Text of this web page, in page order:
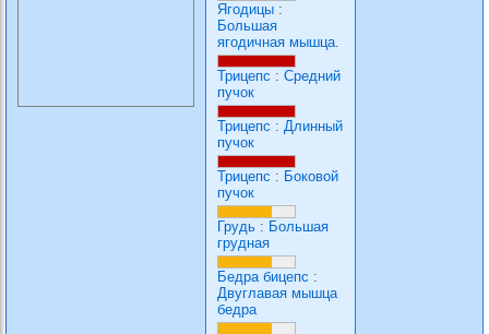
Ягодицы :
Большая
ягодичная мышца.
Трицепс : Средний
пучок
Трицепс : Длинный
пучок
Трицепс : Боковой
пучок
Грудь : Большая
грудная
Бедра бицепс :
Двуглавая мышца
бедра